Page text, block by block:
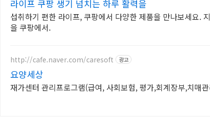
라이프 쿠팡 생기 넘치는 하루 활력을
섭취하기 편한 라이프, 쿠팡에서 다양한 제품을 만나보세요.
을 쿠팡에서.
http://cafe.naver.com/caresoft 광고
요양세상
재가센터 관리프로그램(급여, 사회보험, 평가,회계장부,치매